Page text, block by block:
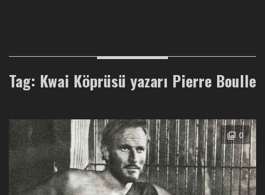
Tag: Kwai Köprüsü yazarı Pierre Boulle
0